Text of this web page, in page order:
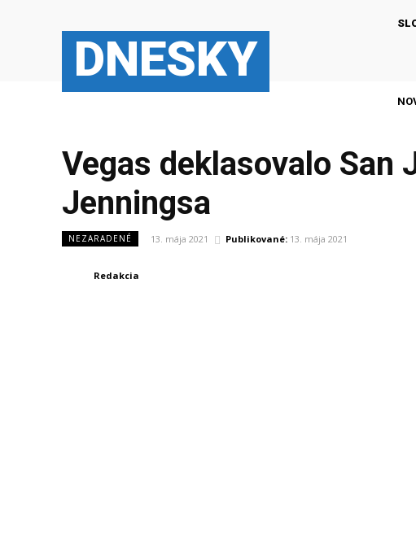
DNESKY
Vegas deklasovalo San
Jenningsa
NEZARADENÉ 13. mája 2021 Publikované: 13. mája 2021
Redakcia